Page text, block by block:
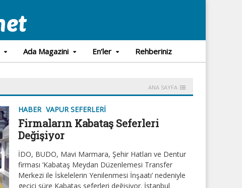
Ada Magazini En’ler Rehberiniz
ANA SAYFA
HABER VAPUR SEFERLERI
Firmaların Kabataş Seferleri
Değişiyor
İDO, BUDO, Mavi Marmara, Şehir Hatları ve Dentur
firması ‘Kabataş Meydan Düzenlemesi Transfer
Merkezi ile İskelelerin Yenilenmesi İnşaatı’ nedeniyle
geçici süre Kabataş seferleri değişiyor. İstanbul